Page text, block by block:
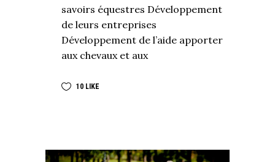
savoirs équestres Développement
de leurs entreprises
Développement de l’aide apporter
aux chevaux et aux
10 LIKE